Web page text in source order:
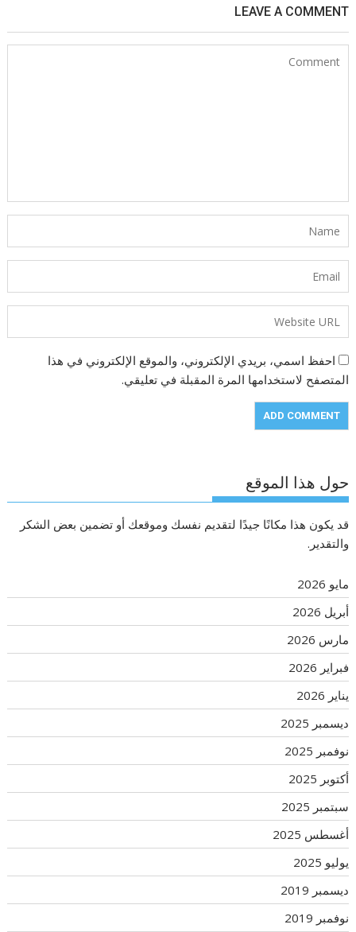
LEAVE A COMMENT
احفظ اسمي، بريدي الإلكتروني، والموقع الإلكتروني في هذا
المتصفح لاستخدامها المرة المقبلة في تعليقي.
حول هذا الموقع
قد يكون هذا مكانًا جيدًا لتقديم نفسك وموقعك أو تضمين بعض الشكر
والتقدير.
مايو 2026
أبريل 2026
مارس 2026
فبراير 2026
يناير 2026
ديسمبر 2025
نوفمبر 2025
أكتوبر 2025
سبتمبر 2025
أغسطس 2025
يوليو 2025
ديسمبر 2019
نوفمبر 2019